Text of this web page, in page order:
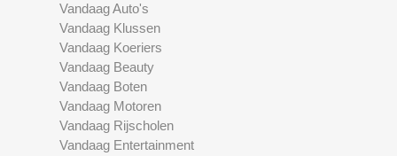
Vandaag Auto's
Vandaag Klussen
Vandaag Koeriers
Vandaag Beauty
Vandaag Boten
Vandaag Motoren
Vandaag Rijscholen
Vandaag Entertainment